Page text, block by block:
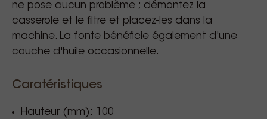
ne pose aucun problème ; démontez la
casserole et le filtre et placez-les dans la
machine. La fonte bénéficie également d'une
couche d'huile occasionnelle.
Caratéristiques
Hauteur (mm): 100